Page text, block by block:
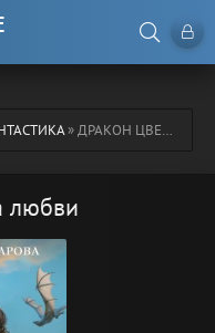
» ДРАКОН ЦВЕТА ЛЮБВИ
любви